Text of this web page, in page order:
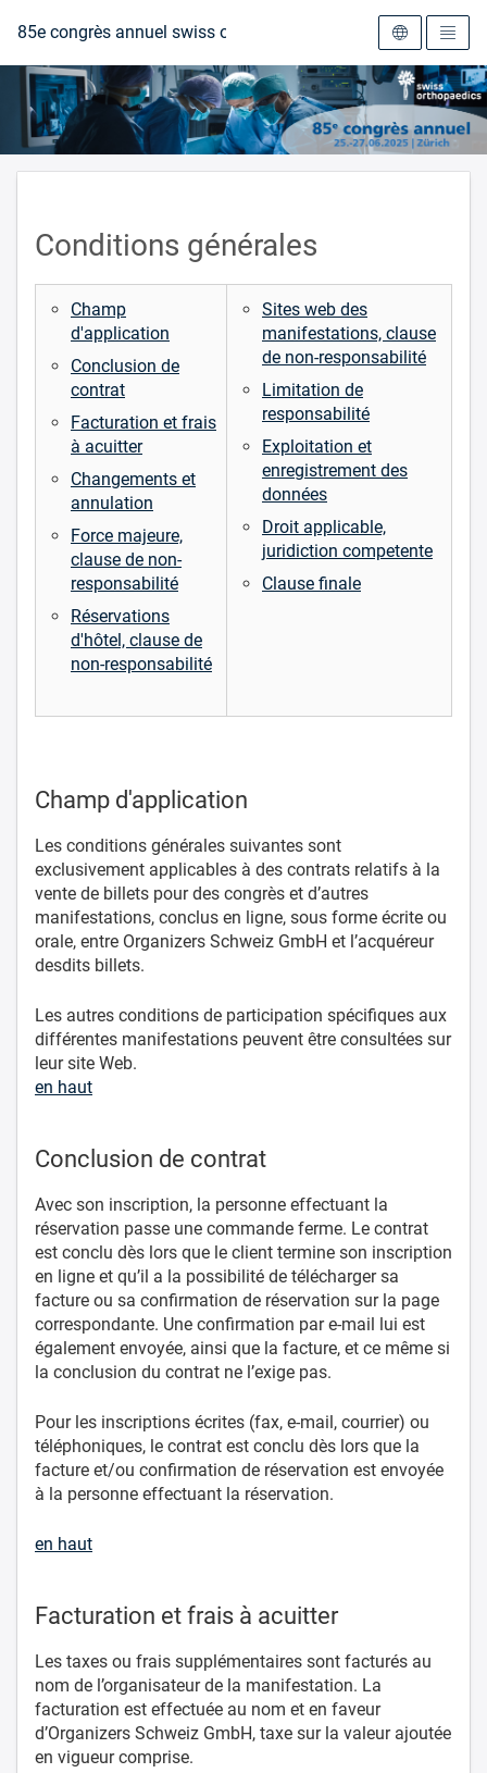
Vers la page d'accueil
85e congrès annuel swiss orthopaedics
Conditions générales
Champ
d'application
Conclusion de
contrat
Facturation et frais
à acuitter
Changements et
annulation
Force majeure,
clause de non-
responsabilité
Réservations
d'hôtel, clause de
non-responsabilité
Sites web des
manifestations, clause
de non-responsabilité
Limitation de
responsabilité
Exploitation et
enregistrement des
données
Droit applicable,
juridiction competente
Clause finale
Champ d'application
Les conditions générales suivantes sont
exclusivement applicables à des contrats relatifs à la
vente de billets pour des congrès et d’autres
manifestations, conclus en ligne, sous forme écrite ou
orale, entre Organizers Schweiz GmbH et l’acquéreur
desdits billets.
Les autres conditions de participation spécifiques aux
différentes manifestations peuvent être consultées sur
leur site Web.
en haut
Conclusion de contrat
Avec son inscription, la personne effectuant la
réservation passe une commande ferme. Le contrat
est conclu dès lors que le client termine son inscription
en ligne et qu’il a la possibilité de télécharger sa
facture ou sa confirmation de réservation sur la page
correspondante. Une confirmation par e-mail lui est
également envoyée, ainsi que la facture, et ce même si
la conclusion du contrat ne l’exige pas.
Pour les inscriptions écrites (fax, e-mail, courrier) ou
téléphoniques, le contrat est conclu dès lors que la
facture et/ou confirmation de réservation est envoyée
à la personne effectuant la réservation.
en haut
Facturation et frais à acuitter
Les taxes ou frais supplémentaires sont facturés au
nom de l’organisateur de la manifestation. La
facturation est effectuée au nom et en faveur
d’Organizers Schweiz GmbH, taxe sur la valeur ajoutée
en vigueur comprise.